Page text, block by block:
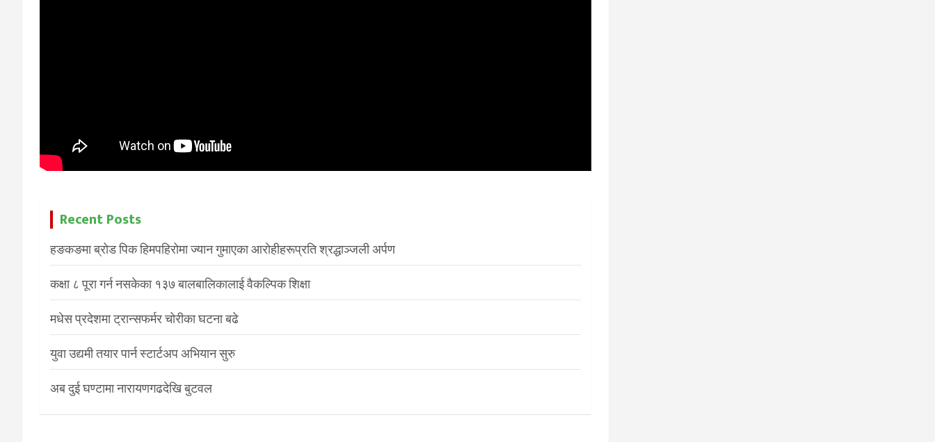
Recent Posts
हङकङमा ब्रोड पिक हिमपहिरोमा ज्यान गुमाएका आरोहीहरूप्रति श्रद्धाञ्जली अर्पण
कक्षा ८ पूरा गर्न नसकेका १३७ बालबालिकालाई वैकल्पिक शिक्षा
मधेस प्रदेशमा ट्रान्सफर्मर चोरीका घटना बढे
युवा उद्यमी तयार पार्न स्टार्टअप अभियान सुरु
अब दुई घण्टामा नारायणगढदेखि बुटवल